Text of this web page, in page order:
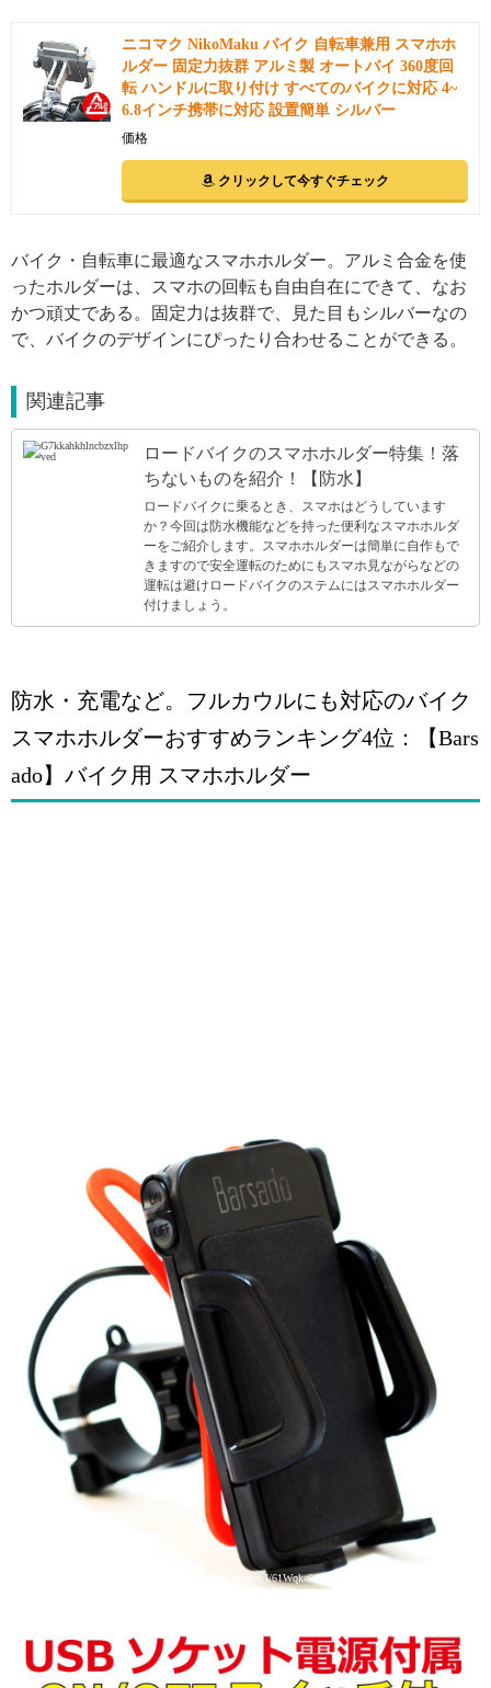
ニコマク NikoMaku バイク 自転車兼用 スマホホ
ルダー 固定力抜群 アルミ製 オートバイ 360度回
転 ハンドルに取り付け すべてのバイクに対応 4~
6.8インチ携帯に対応 設置簡単 シルバー
価格
クリックして今すぐチェック
バイク・自転車に最適なスマホホルダー。アルミ合金を使
ったホルダーは、スマホの回転も自由自在にできて、なお
かつ頑丈である。固定力は抜群で、見た目もシルバーなの
で、バイクのデザインにぴったり合わせることができる。
関連記事
ロードバイクのスマホホルダー特集！落
ちないものを紹介！【防水】
ロードバイクに乗るとき、スマホはどうしています
か？今回は防水機能などを持った便利なスマホホルダ
ーをご紹介します。スマホホルダーは簡単に自作もで
きますので安全運転のためにもスマホ見ながらなどの
運転は避けロードバイクのステムにはスマホホルダー
付けましょう。
防水・充電など。フルカウルにも対応のバイク
スマホホルダーおすすめランキング4位：【Bars
ado】バイク用 スマホホルダー
引用: https://images-na.ssl-images-amazon.com/images/I/61Wqke9OSQL._SL1000_.jpg